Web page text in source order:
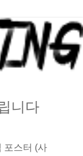
니다
포스터 (사